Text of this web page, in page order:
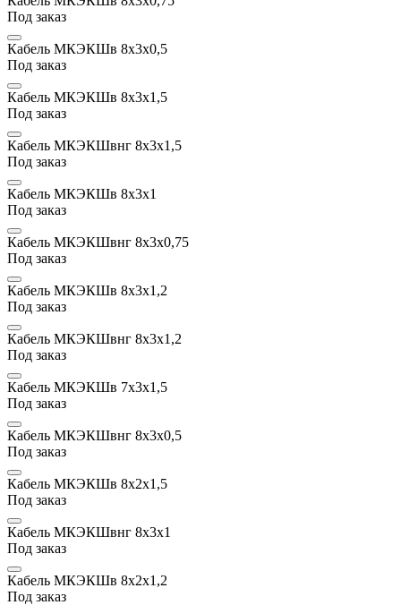
Под заказ
Кабель МКЭКШв 8х3x0,5
Под заказ
Кабель МКЭКШв 8х3х1,5
Под заказ
Кабель МКЭКШвнг 8х3х1,5
Под заказ
Кабель МКЭКШв 8х3х1
Под заказ
Кабель МКЭКШвнг 8х3x0,75
Под заказ
Кабель МКЭКШв 8х3х1,2
Под заказ
Кабель МКЭКШвнг 8х3х1,2
Под заказ
Кабель МКЭКШв 7х3х1,5
Под заказ
Кабель МКЭКШвнг 8х3x0,5
Под заказ
Кабель МКЭКШв 8х2х1,5
Под заказ
Кабель МКЭКШвнг 8х3х1
Под заказ
Кабель МКЭКШв 8х2х1,2
Под заказ